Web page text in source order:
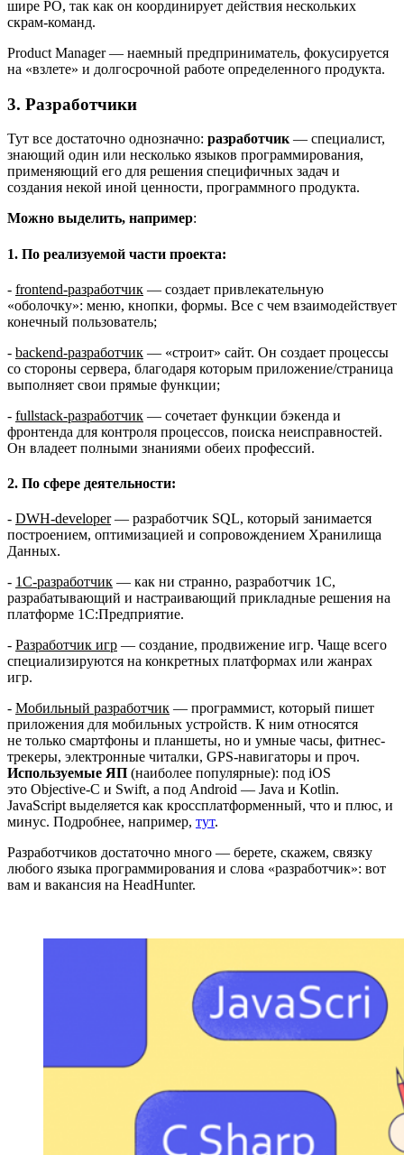
шире PO, так как он координирует действия нескольких
скрам-команд.
Product Manager — наемный предприниматель, фокусируется
на «взлете» и долгосрочной работе определенного продукта.
3. Разработчики
Тут все достаточно однозначно: разработчик — специалист,
знающий один или несколько языков программирования,
применяющий его для решения специфичных задач и
создания некой иной ценности, программного продукта.
Можно выделить, например:
1. По реализуемой части проекта:
- frontend-разработчик — создает привлекательную
«оболочку»: меню, кнопки, формы. Все с чем взаимодействует
конечный пользователь;
- backend-разработчик — «строит» сайт. Он создает процессы
со стороны сервера, благодаря которым приложение/страница
выполняет свои прямые функции;
- fullstack-разработчик — сочетает функции бэкенда и
фронтенда для контроля процессов, поиска неисправностей.
Он владеет полными знаниями обеих профессий.
2. По сфере деятельности:
- DWH-developer— разработчик SQL, который занимается
построением, оптимизацией и сопровождением Хранилища
Данных.
- 1С-разработчик — как ни странно, разработчик 1С,
разрабатывающий и настраивающий прикладные решения на
платформе 1С:Предприятие.
- Разработчик игр — создание, продвижение игр. Чаще всего
специализируются на конкретных платформах или жанрах
игр.
- Мобильный разработчик — программист, который пишет
приложения для мобильных устройств. К ним относятся
не только смартфоны и планшеты, но и умные часы, фитнес-
трекеры, электронные читалки, GPS-навигаторы и проч.
Используемые ЯП (наиболее популярные): под iOS
это Objective-C и Swift, а под Android — Java и Kotlin.
JavaScript выделяется как кроссплатформенный, что и плюс, и
минус. Подробнее, например, тут.
Разработчиков достаточно много — берете, скажем, связку
любого языка программирования и слова «разработчик»: вот
вам и вакансия на HeadHunter.